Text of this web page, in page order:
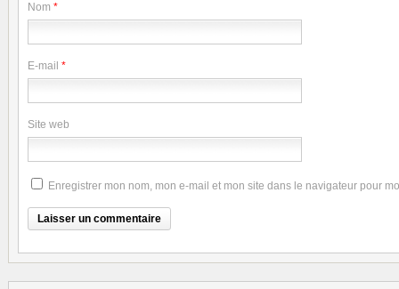
Nom *
E-mail *
Site web
Enregistrer mon nom, mon e-mail et mon site dans le navigateur pour